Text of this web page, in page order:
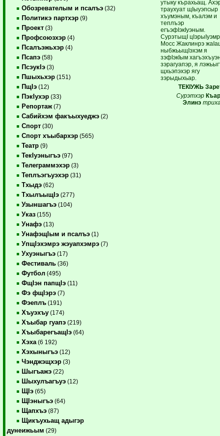
Обозревателым и псалъэ (32)
Политикэ партхэр (9)
Проект (3)
Профсоюзхэр (4)
Псалъэжьхэр (4)
Псапэ (58)
ПсэукIэ (3)
Пшыхьхэр (151)
ПщIэ (12)
ПэкIухэр (33)
Репортаж (7)
Сабийхэм факъыхуеджэ (2)
Спорт (30)
Спорт хъыбархэр (565)
Театр (9)
ТекIуэныгъэ (97)
Телеграммэхэр (3)
Теплъэгъуэхэр (31)
Тхыдэ (62)
ТхылъыщIэ (277)
Узыншагъэ (104)
Указ (155)
Унафэ (13)
УнафэщIым и псалъэ (1)
УпщIэхэмрэ жэуапхэмрэ (7)
Ухуэныгъэ (17)
Фестиваль (36)
Футбол (495)
ФщIэн папщIэ (11)
Фэ фщIэрэ (7)
Фэеплъ (191)
Хъуэхъу (174)
Хъыбар гуапэ (219)
ХъыбарегъащIэ (64)
Хэха (6 192)
Хэхыныгъэ (12)
Чэнджэщхэр (3)
Шыгъажэ (22)
Шыхулъагъуэ (12)
ЩIэ (65)
ЩIэныгъэ (64)
Щапхъэ (87)
Щикъухьащ адыгэр
дунеижьым (29)
утыку кърахьащ.
траухуат щIыуэпсыр
хъумэным, къалэм и
теплъэр
егъэфIэкIуэным.
СурэтыщI
Мосс Жаклинрэ
ныбжьыщIэхэм я
зэфIэкIым
зэрагуапэр, я
щхьэпэхэр ягу
зэрыдыхьар.
ТЕКIУЖЬ
Сурэтхэр
Элинэ